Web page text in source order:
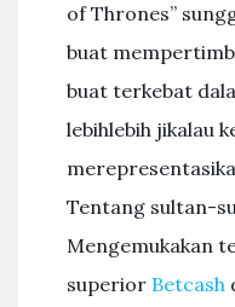
of Thrones”
buat
buat terkebat
lebihlebih jikalau
Tentang sultan-
Mengemukakan
superior Betcash